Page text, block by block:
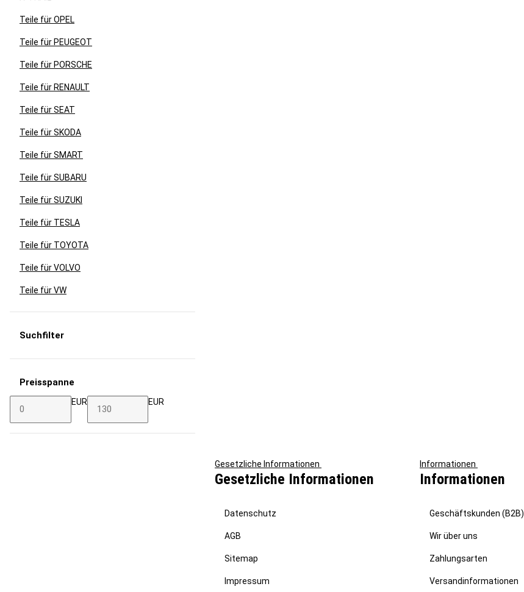
Teile für OPEL
Teile für PEUGEOT
Teile für PORSCHE
Teile für RENAULT
Teile für SEAT
Teile für SKODA
Teile für SMART
Teile für SUBARU
Teile für SUZUKI
Teile für TESLA
Teile für TOYOTA
Teile für VOLVO
Teile für VW
Suchfilter
Preisspanne
EUR EUR
Gesetzliche Informationen
Gesetzliche Informationen
Datenschutz
AGB
Sitemap
Impressum
Informationen
Informationen
Geschäftskunden (B2B)
Wir über uns
Zahlungsarten
Versandinformationen